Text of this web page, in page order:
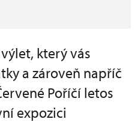
který vás
a zároveň napříč
Poříčí letos
expozici